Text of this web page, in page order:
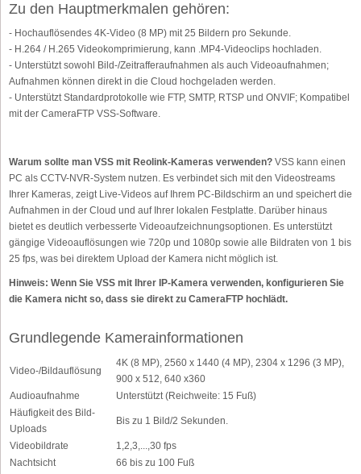
Zu den Hauptmerkmalen gehören:
- Hochauflösendes 4K-Video (8 MP) mit 25 Bildern pro Sekunde.
- H.264 / H.265 Videokomprimierung, kann .MP4-Videoclips hochladen.
- Unterstützt sowohl Bild-/Zeitrafferaufnahmen als auch Videoaufnahmen;
Aufnahmen können direkt in die Cloud hochgeladen werden.
- Unterstützt Standardprotokolle wie FTP, SMTP, RTSP und ONVIF; Kompatibel
mit der CameraFTP VSS-Software.
Warum sollte man VSS mit Reolink-Kameras verwenden? VSS kann einen
PC als CCTV-NVR-System nutzen. Es verbindet sich mit den Videostreams
Ihrer Kameras, zeigt Live-Videos auf Ihrem PC-Bildschirm an und speichert die
Aufnahmen in der Cloud und auf Ihrer lokalen Festplatte. Darüber hinaus
bietet es deutlich verbesserte Videoaufzeichnungsoptionen. Es unterstützt
gängige Videoauflösungen wie 720p und 1080p sowie alle Bildraten von 1 bis
25 fps, was bei direktem Upload der Kamera nicht möglich ist.
Hinweis: Wenn Sie VSS mit Ihrer IP-Kamera verwenden, konfigurieren Sie
die Kamera nicht so, dass sie direkt zu CameraFTP hochlädt.
Grundlegende Kamerainformationen
Video-/Bildauflösung
4K (8 MP), 2560 x 1440 (4 MP), 2304 x 1296 (3 MP),
900 x 512, 640 x360
Audioaufnahme
Unterstützt (Reichweite: 15 Fuß)
Häufigkeit des Bild-
Uploads
Bis zu 1 Bild/2 Sekunden.
Videobildrate
1,2,3,...,30 fps
Nachtsicht
66 bis zu 100 Fuß